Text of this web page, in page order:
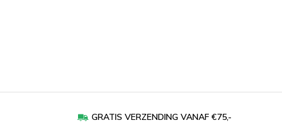
GRATIS VERZENDING VANAF €75,-